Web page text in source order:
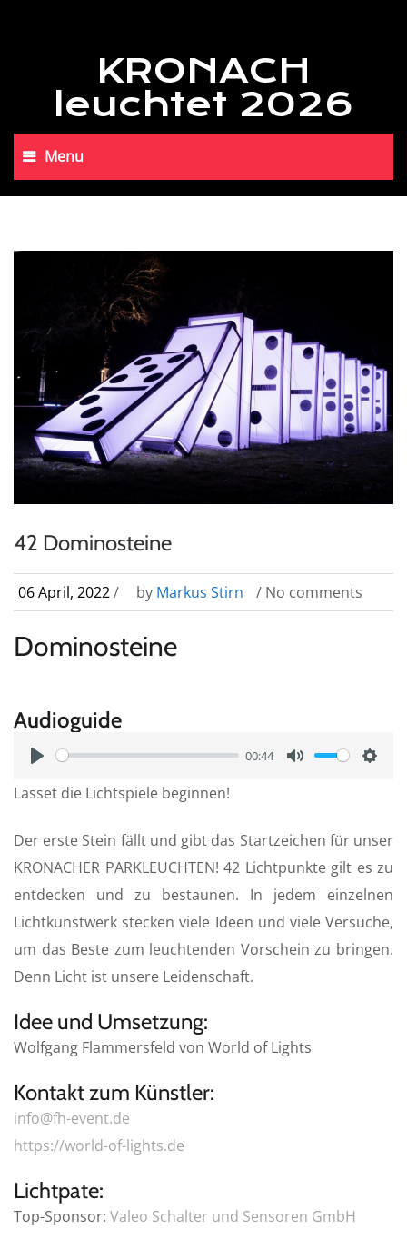
KRONACH
leuchtet 2026
Menu
42 Dominosteine
06 April, 2022/ by Markus Stirn / No comments
Dominosteine
Audioguide
l
y
00:44
e
t
i
n
g
s
Lasset die Lichtspiele beginnen!
Der erste Stein fällt und gibt das Startzeichen für unser
KRONACHER PARKLEUCHTEN! 42 Lichtpunkte gilt es zu
entdecken und zu bestaunen. In jedem einzelnen
Lichtkunstwerk stecken viele Ideen und viele Versuche,
um das Beste zum leuchtenden Vorschein zu bringen.
Denn Licht ist unsere Leidenschaft.
Idee und Umsetzung:
Wolfgang Flammersfeld von World of Lights
Kontakt zum Künstler:
info@fh-event.de
https://world-of-lights.de
Lichtpate:
Top-Sponsor: Valeo Schalter und Sensoren GmbH